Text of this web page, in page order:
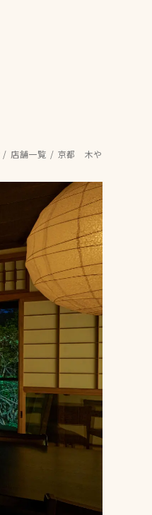
店舗一覧 京都 木や